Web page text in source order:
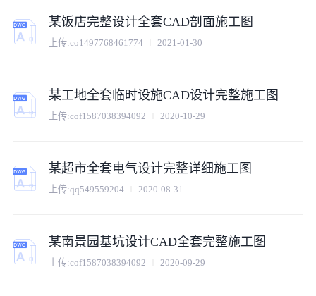
某饭店完整设计全套CAD剖面施工图
上传:co1497768461774 2021-01-30
某工地全套临时设施CAD设计完整施工图
上传:cof1587038394092 2020-10-29
某超市全套电气设计完整详细施工图
上传:qq549559204 2020-08-31
某南景园基坑设计CAD全套完整施工图
上传:cof1587038394092 2020-09-29